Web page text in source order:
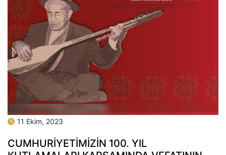
11 Ekim, 2023
CUMHURİYETİMİZİN 100. YIL